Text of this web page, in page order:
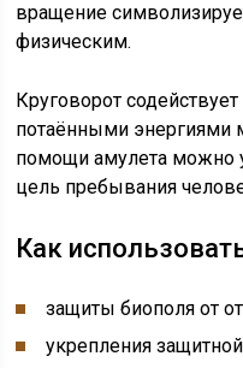
вращение
физическим.
Круговорот
потаёнными энергиями
помощи амулета можно
цель пребывания
Как
защиты биополя от
укрепления